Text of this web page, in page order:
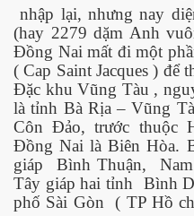
nhập lại, nhưng nay
(hay 2279 dặm Anh
Đồng Nai mất đi một
( Cap Saint Jacques ) để
Đặc khu Vũng Tàu ,
là tỉnh Bà Rịa – Vũng
Côn Đảo, trước thuộc
Đồng Nai là Biên Hòa.
giáp
Bình Thuận,
Tây giáp hai tỉnh
Bình
phố Sài Gòn
( TP Hồ